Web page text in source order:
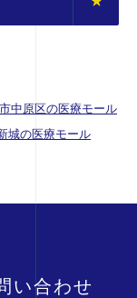
中原区の医療モール
城の医療モール
い合わせ